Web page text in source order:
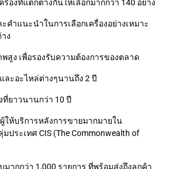
คำแนะนำในการเลือกเครื่องอย่างเหมาะ
ให้บริการหลังการขายมากมายใน
ระเทศ CIS (The Commonwealth of